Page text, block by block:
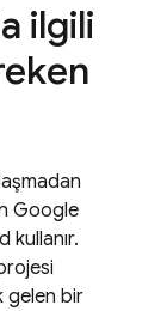
ilgili
Google
kullanır.
gelen bir